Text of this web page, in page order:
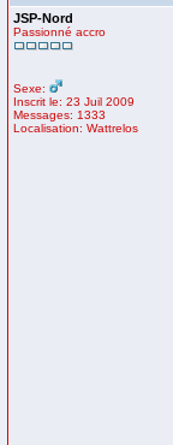
JSP-Nord
Passionné accro
Sexe:
Inscrit le: 23 Juil 2009
Messages: 1333
Localisation: Wattrelos